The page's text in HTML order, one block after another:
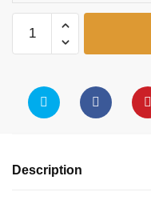
lemn
quantity
Description